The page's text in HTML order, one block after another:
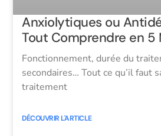
Anxiolytiques ou
Tout Comprendre en 5
Fonctionnement, durée du
secondaires… Tout ce qu’il faut
traitement
DÉCOUVRIR L'ARTICLE